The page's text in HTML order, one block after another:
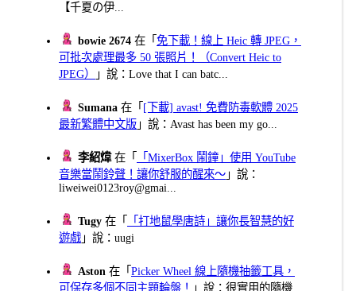
【千夏の伊...
bowie 2674 在「免下載！線上 Heic 轉 JPEG，
可批次處理最多 50 張照片！（Convert Heic to
JPEG）
」說：Love that I can batc...
Sumana 在「 [下載] avast! 免費防毒軟體 2025
最新繁體中文版 」說：Avast has been my go...
李紹煒在「
「MixerBox 鬧鐘」使用 YouTube
音樂當鬧鈴聲！讓你舒服的醒來～ 」說：
liweiwei0123roy@gmai...
Tugy 在「
「打地鼠學唐詩」讓你長智慧的好
遊戲 」說：uugi
Aston 在「Picker Wheel 線上隨機抽籤工具，
可保存多個不同主題輪盤！
」說：很實用的隨機